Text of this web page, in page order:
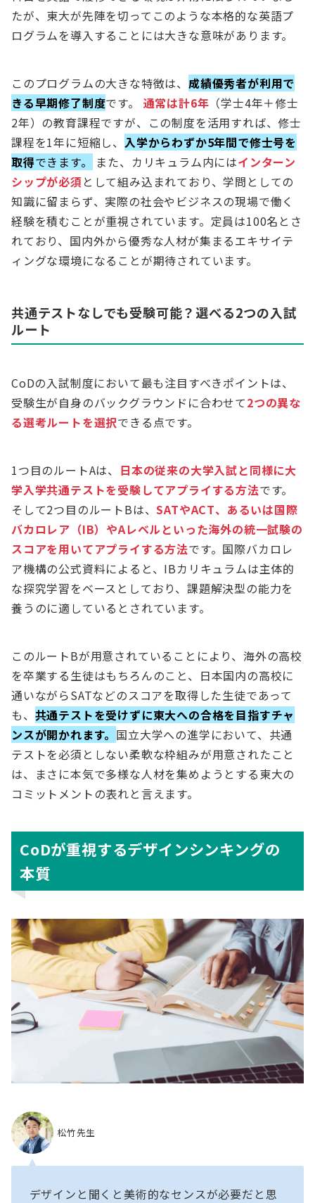
たが、東大が先陣を切ってこのような本格的な英語プ
ログラムを導入することには大きな意味があります。
このプログラムの大きな特徴は、 成績優秀者が利用で
きる早期修了制度です。 通常は計6年 （学士4年＋修士
2年）の教育課程ですが、この制度を活用すれば、修士
課程を1年に短縮し、 入学からわずか5年間で修士号を
取得できます。 また、カリキュラム内にはインターン
シップが必須 として組み込まれており、学問としての
知識に留まらず、実際の社会やビジネスの現場で働く
経験を積むことが重視されています。定員は100名とさ
れており、国内外から優秀な人材が集まるエキサイテ
ィングな環境になることが期待されています。
共通テストなしでも受験可能？選べる2つの入試
ルート
CoDの入試制度において最も注目すべきポイントは、
受験生が自身のバックグラウンドに合わせて2つの異な
る選考ルートを選択できる点です。
1つ目のルートAは、 日本の従来の大学入試と同様に大
学入学共通テストを受験してアプライする方法です。
そして2つ目のルートBは、SATやACT、あるいは国際
バカロレア（IB）やAレベルといった海外の統一試験の
スコアを用いてアプライする方法です。国際バカロレ
ア機構の公式資料によると、IBカリキュラムは主体的
な探究学習をベースとしており、課題解決型の能力を
養うのに適しているとされています。
このルートBが用意されていることにより、海外の高校
を卒業する生徒はもちろんのこと、日本国内の高校に
通いながらSATなどのスコアを取得した生徒であって
も、 共通テストを受けずに東大への合格を目指すチャ
ンスが開かれます。 国立大学への進学において、共通
テストを必須としない柔軟な枠組みが用意されたこと
は、まさに本気で多様な人材を集めようとする東大の
コミットメントの表れと言えます。
CoDが重視するデザインシンキングの
本質
松竹先生
デザインと聞くと美術的なセンスが必要だと思